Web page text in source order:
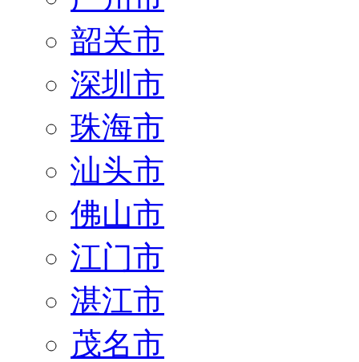
韶关市
深圳市
珠海市
汕头市
佛山市
江门市
湛江市
茂名市